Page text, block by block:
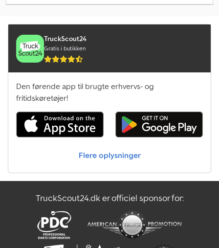
tilgængelige køretøjer på vores hjemmeside. Har du brug for
komplette serviceaftaler og telematikydelser. Vi står gerne til
rådighed for en personlig rådgivning. Dodpeztgzfsfx Am Aeck
TruckScout24
Gratis i butikken
Den førende app til brugte erhvervs- og
fritidskøretøjer!
Flere oplysninger
TruckScout24.dk er officiel sponsor for: